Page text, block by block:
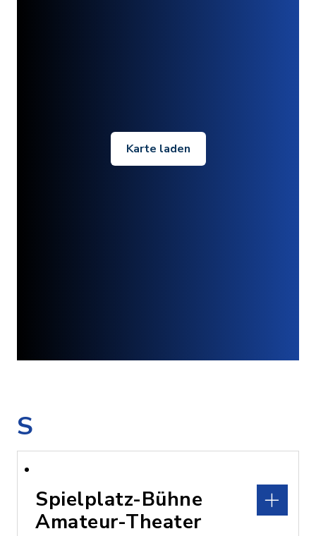
Karte laden
S
Spielplatz-Bühne
Amateur-Theater